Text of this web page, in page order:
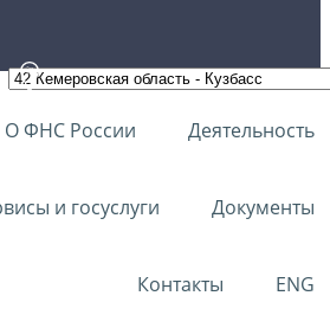
О ФНС России Деятельность
и госуслуги Документы
Контакты ENG